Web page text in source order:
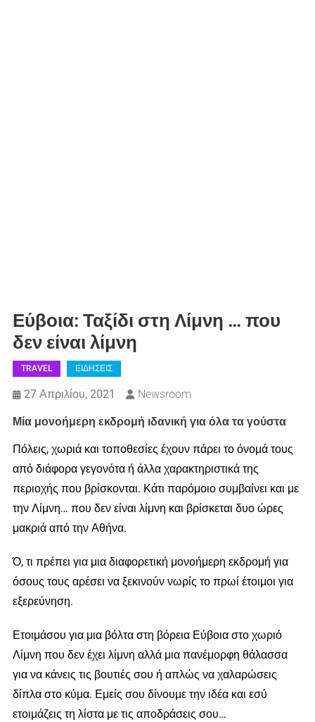
Εύβοια: Ταξίδι στη Λίμνη … που
δεν είναι λίμνη
TRAVEL ΕΙΔΗΣΕΙΣ
27 Απριλίου, 2021 Newsroom
Μία μονοήμερη εκδρομή ιδανική για όλα τα γούστα
Πόλεις, χωριά και τοποθεσίες έχουν πάρει το όνομά τους
από διάφορα γεγονότα ή άλλα χαρακτηριστικά της
περιοχής που βρίσκονται. Κάτι παρόμοιο συμβαίνει και με
την Λίμνη… που δεν είναι λίμνη και βρίσκεται δυο ώρες
μακριά από την Αθήνα.
Ό, τι πρέπει για μια διαφορετική μονοήμερη εκδρομή για
όσους τους αρέσει να ξεκινούν νωρίς το πρωί έτοιμοι για
εξερεύνηση.
Ετοιμάσου για μια βόλτα στη βόρεια Εύβοια στο χωριό
Λίμνη που δεν έχει λίμνη αλλά μια πανέμορφη θάλασσα
για να κάνεις τις βουτιές σου ή απλώς να χαλαρώσεις
δίπλα στο κύμα. Εμείς σου δίνουμε την ιδέα και εσύ
ετοιμάζεις τη λίστα με τις αποδράσεις σου…